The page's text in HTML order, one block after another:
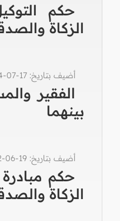
حكم
الزكاة
أضيف بتاريخ: 17-07-2024
الفقير
بينهما
أضيف بتاريخ: 19-06-2022
حكم
الزكاة